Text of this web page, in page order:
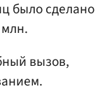
было сделано
вызов,